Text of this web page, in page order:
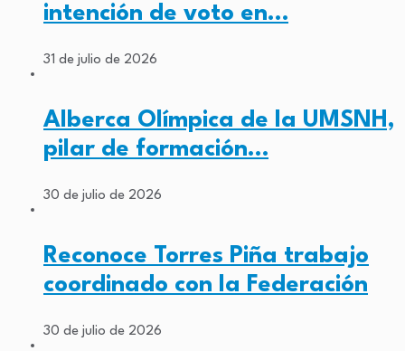
intención de voto en…
31 de julio de 2026
Alberca Olímpica de la UMSNH,
pilar de formación…
30 de julio de 2026
Reconoce Torres Piña trabajo
coordinado con la Federación
30 de julio de 2026